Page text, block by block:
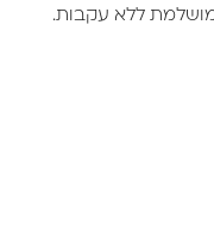
מושלמת ללא עקבות.